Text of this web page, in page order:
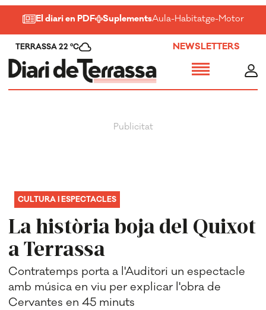
El diari en PDF SuplementsAula-Habitatge-Motor-
TERRASSA 22 ºC NEWSLETTERS
La història boja del Quixot
a Terrassa
CULTURA I ESPECTACLES
Contratemps porta a l'Auditori un espectacle
amb música en viu per explicar l'obra de
Cervantes en 45 minuts